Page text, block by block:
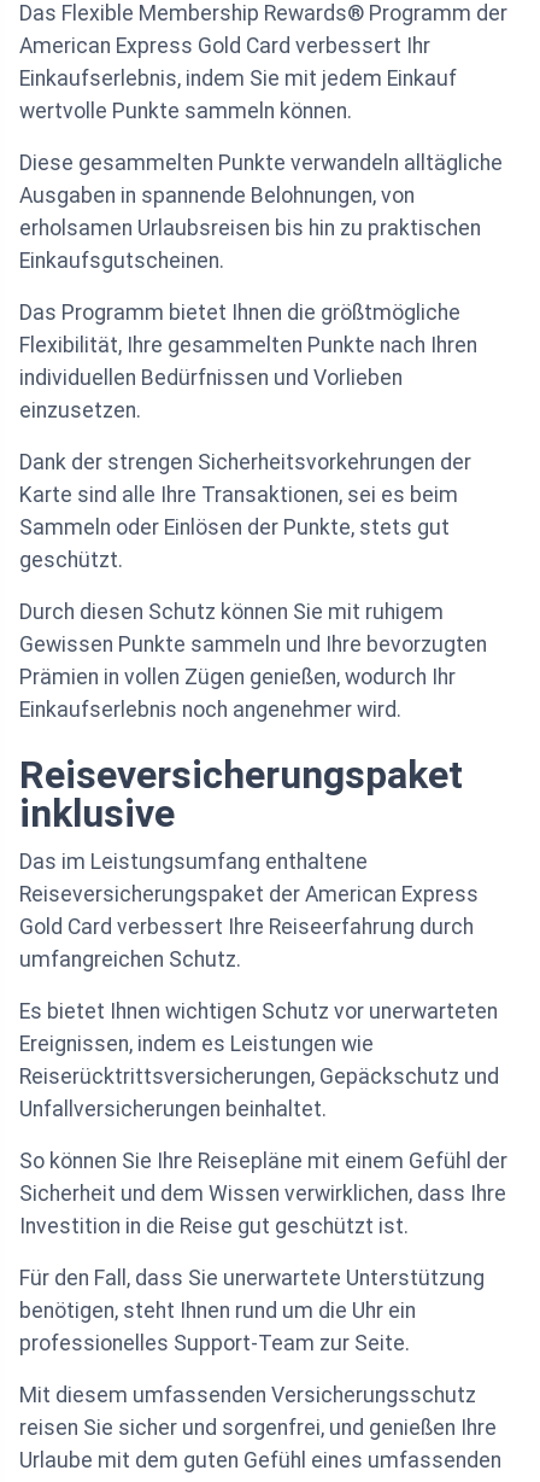
Das Flexible Membership Rewards® Programm der
American Express Gold Card verbessert Ihr
Einkaufserlebnis, indem Sie mit jedem Einkauf
wertvolle Punkte sammeln können.
Diese gesammelten Punkte verwandeln alltägliche
Ausgaben in spannende Belohnungen, von
erholsamen Urlaubsreisen bis hin zu praktischen
Einkaufsgutscheinen.
Das Programm bietet Ihnen die größtmögliche
Flexibilität, Ihre gesammelten Punkte nach Ihren
individuellen Bedürfnissen und Vorlieben
einzusetzen.
Dank der strengen Sicherheitsvorkehrungen der
Karte sind alle Ihre Transaktionen, sei es beim
Sammeln oder Einlösen der Punkte, stets gut
geschützt.
Durch diesen Schutz können Sie mit ruhigem
Gewissen Punkte sammeln und Ihre bevorzugten
Prämien in vollen Zügen genießen, wodurch Ihr
Einkaufserlebnis noch angenehmer wird.
Reiseversicherungspaket
inklusive
Das im Leistungsumfang enthaltene
Reiseversicherungspaket der American Express
Gold Card verbessert Ihre Reiseerfahrung durch
umfangreichen Schutz.
Es bietet Ihnen wichtigen Schutz vor unerwarteten
Ereignissen, indem es Leistungen wie
Reiserücktrittsversicherungen, Gepäckschutz und
Unfallversicherungen beinhaltet.
So können Sie Ihre Reisepläne mit einem Gefühl der
Sicherheit und dem Wissen verwirklichen, dass Ihre
Investition in die Reise gut geschützt ist.
Für den Fall, dass Sie unerwartete Unterstützung
benötigen, steht Ihnen rund um die Uhr ein
professionelles Support-Team zur Seite.
Mit diesem umfassenden Versicherungsschutz
reisen Sie sicher und sorgenfrei, und genießen Ihre
Urlaube mit dem guten Gefühl eines umfassenden